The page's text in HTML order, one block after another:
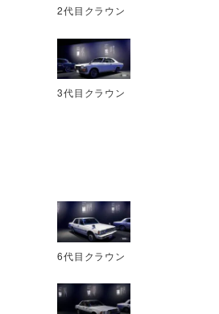
2代目クラウン
3代目クラウン
6代目クラウン